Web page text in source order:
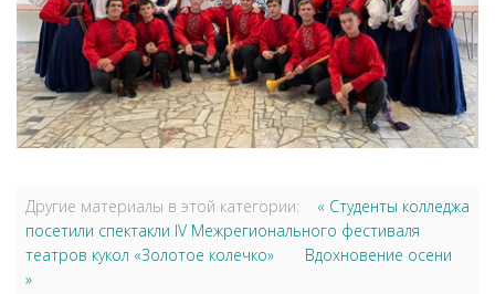
Другие материалы в этой категории:
« Студенты колледжа
посетили спектакли IV Межрегионального фестиваля
театров кукол «Золотое колечко»
Вдохновение осени
»